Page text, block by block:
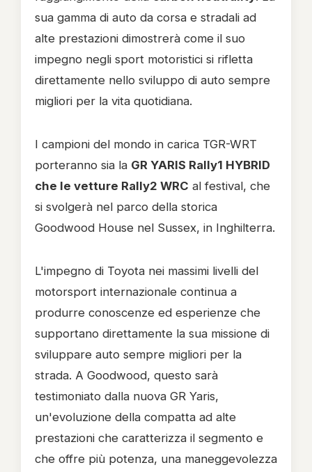
sua gamma di auto da corsa e stradali ad
alte prestazioni dimostrerà come il suo
impegno negli sport motoristici si rifletta
direttamente nello sviluppo di auto sempre
migliori per la vita quotidiana.
I campioni del mondo in carica TGR-WRT
porteranno sia la GR YARIS Rally1 HYBRID
che le vetture Rally2 WRC al festival, che
si svolgerà nel parco della storica
Goodwood House nel Sussex, in Inghilterra.
L'impegno di Toyota nei massimi livelli del
motorsport internazionale continua a
produrre conoscenze ed esperienze che
supportano direttamente la sua missione di
sviluppare auto sempre migliori per la
strada. A Goodwood, questo sarà
testimoniato dalla nuova GR Yaris,
un'evoluzione della compatta ad alte
prestazioni che caratterizza il segmento e
che offre più potenza, una maneggevolezza